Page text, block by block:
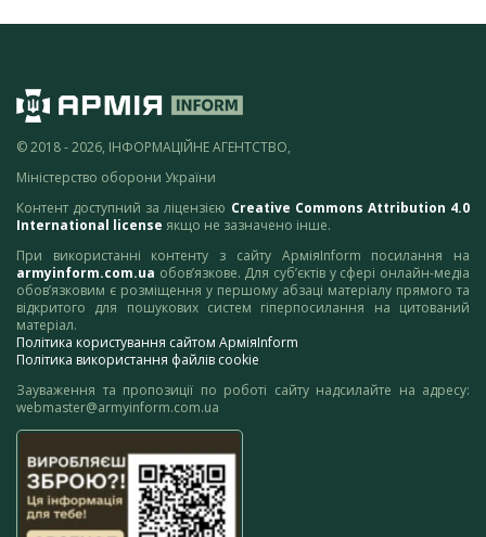
© 2018 - 2026, ІНФОРМАЦІЙНЕ АГЕНТСТВО,
Міністерство оборони України
Контент доступний за ліцензією Creative Commons Attribution 4.0
International license якщо не зазначено інше.
При використанні контенту з сайту АрміяInform посилання на
armyinform.com.ua обов’язкове. Для суб’єктів у сфері онлайн-медіа
обов’язковим є розміщення у першому абзаці матеріалу прямого та
відкритого для пошукових систем гіперпосилання на цитований
матеріал.
Політика користування сайтом АрміяInform
Політика використання файлів cookie
Зауваження та пропозиції по роботі сайту надсилайте на адресу:
webmaster@armyinform.com.ua